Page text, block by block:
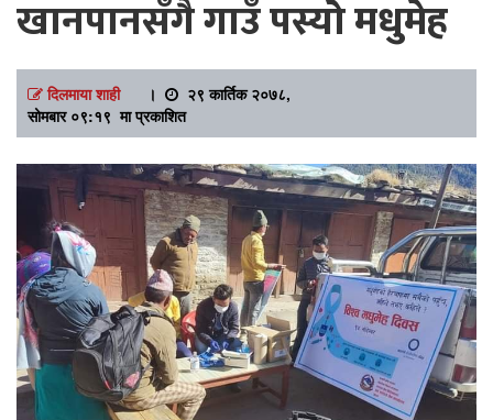
खानपानसँगै गाउँ पस्यो मधुमेह
दिलमाया शाही ।
२९ कार्तिक २०७८,
सोमबार ०९:१९ मा प्रकाशित